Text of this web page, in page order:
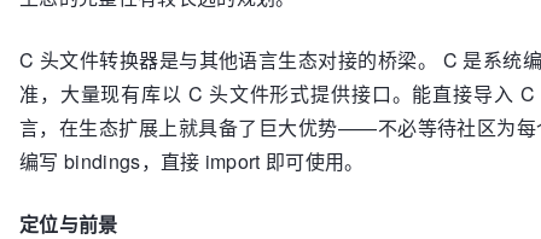
C 头文件转换器是与其他语言生态对接的桥梁。 C 是系统
准，大量现有库以 C 头文件形式提供接口。能直接导入
言，在生态扩展上就具备了巨大优势——不必等待社区为每
编写 bindings，直接 import 即可使用。
定位与前景